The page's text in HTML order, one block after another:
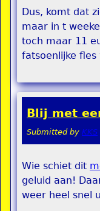
Dus, komt dat
maar in t
toch maar 11
fatsoenlijke fles
Blij met
Submitted by KKS
Wie schiet dit
geluid aan!
weer heel snel